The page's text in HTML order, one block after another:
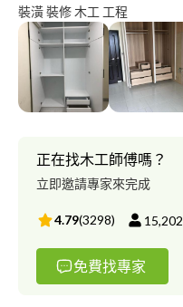
裝潢 裝修 木工 工程
正在找木工師傅嗎？
立即邀請專家來完成
4.79(3298) 15,202
免費找專家